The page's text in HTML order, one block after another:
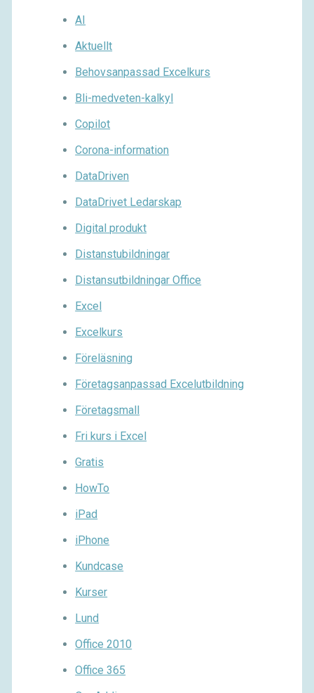
AI
Aktuellt
Behovsanpassad Excelkurs
Bli-medveten-kalkyl
Copilot
Corona-information
DataDriven
DataDrivet Ledarskap
Digital produkt
Distanstubildningar
Distansutbildningar Office
Excel
Excelkurs
Föreläsning
Företagsanpassad Excelutbildning
Företagsmall
Fri kurs i Excel
Gratis
HowTo
iPad
iPhone
Kundcase
Kurser
Lund
Office 2010
Office 365